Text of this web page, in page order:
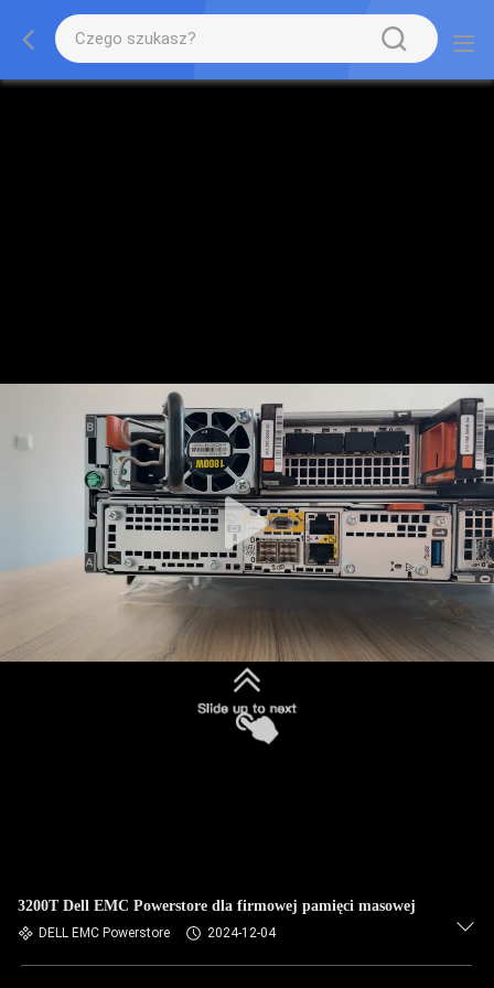
3200T Dell EMC Powerstore dla firmowej pamięci masowej
DELL EMC Powerstore 2024-12-04